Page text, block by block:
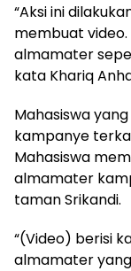
“Aksi ini
membuat
almamater
kata Khariq
Mahasiswa
kampanye
Mahasiswa
almamater
taman Srikandi.
“(Video) berisi
almamater yang